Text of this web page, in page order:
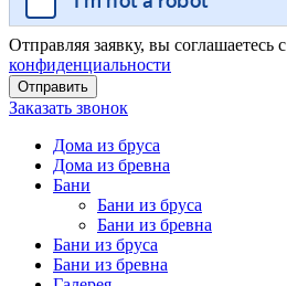
Отправляя заявку, вы соглашаетесь с
конфиденциальности
Заказать звонок
Дома из бруса
Дома из бревна
Бани
Бани из бруса
Бани из бревна
Бани из бруса
Бани из бревна